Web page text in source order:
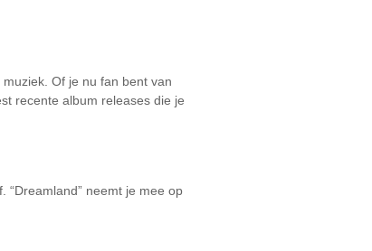
Of je nu fan bent van
recente album releases die je
“Dreamland” neemt je mee op